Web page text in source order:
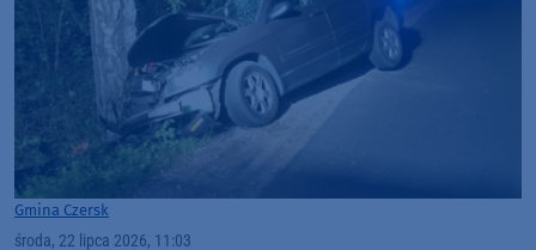
Gmina Czersk
środa, 22 lipca 2026, 11:03